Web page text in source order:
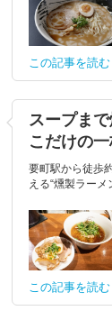
この記事を読む
スープま
こだけの一
要町駅から徒歩
える“燻製ラー
この記事を読む